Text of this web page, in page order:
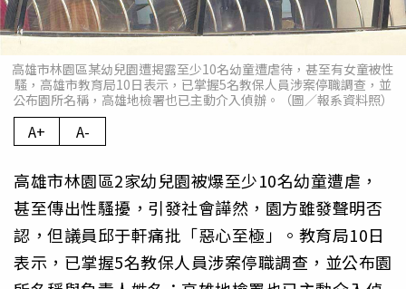
高雄市林園區某幼兒園遭揭露至少10名幼童遭虐待，甚至有女童被性
騷，高雄市教育局10日表示，已掌握5名教保人員涉案停職調查，並
公布園所名稱，高雄地檢署也已主動介入偵辦。（圖／報系資料照）
A+ A-
高雄市林園區2家幼兒園被爆至少10名幼童遭虐，
甚至傳出性騷擾，引發社會譁然，園方雖發聲明否
認，但議員邱于軒痛批「惡心至極」。教育局10日
表示，已掌握5名教保人員涉案停職調查，並公布園